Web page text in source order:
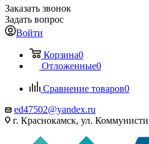
Заказать звонок
Задать вопрос
Войти
Корзина0
Отложенные0
Сравнение товаров0
ed47502@yandex.ru
г. Краснокамск, ул.